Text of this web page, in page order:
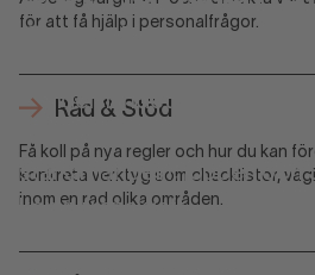
Handelslandet Sverige går
Handel lyfter fem
stärka handeln, jobben och
konkurrenskraft.
för att få hjälp i personalfrågor.
Råd & Stöd
Få koll på nya regler och hur du kan
konkreta verktyg som checklistor,
inom en rad olika områden.